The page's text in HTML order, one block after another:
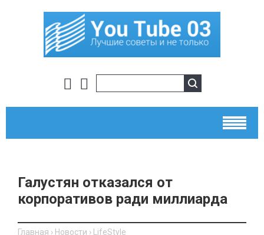
Галустян отказался от
корпоративов ради миллиарда
Главная › Новости › LifeStyle